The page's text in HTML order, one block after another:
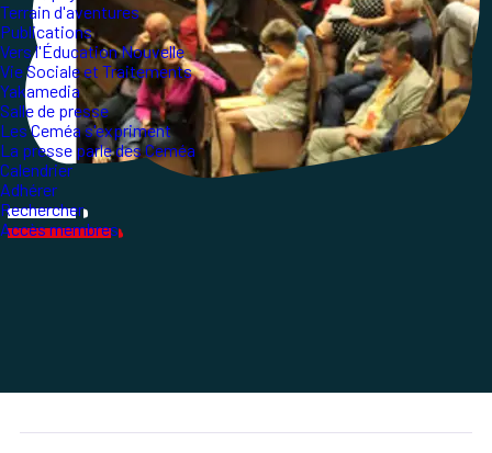
Terrain d'aventures
Publications
Vers l'Éducation Nouvelle
Vie Sociale et Traitements
Yakamedia
Salle de presse
Les Ceméa s'expriment
La presse parle des Ceméa
Calendrier
Adhérer
Rechercher
Accès membres